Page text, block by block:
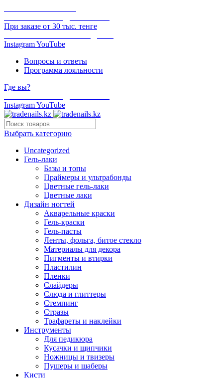
При заказе от 30 тыс. тенге
InstagramYouTube
Вопросы и ответы
Программа лояльности
Где вы?
InstagramYouTube
Выбрать категорию
Uncategorized
Гель-лаки
Базы и топы
Праймеры и ультрабонды
Цветные гель-лаки
Цветные лаки
Дизайн ногтей
Акварельные краски
Гель-краски
Гель-пасты
Ленты, фольга, битое стекло
Материалы для декора
Пигменты и втирки
Пластилин
Пленки
Слайдеры
Слюда и глиттеры
Стемпинг
Стразы
Трафареты и наклейки
Инструменты
Для педикюра
Кусачки и щипчики
Ножницы и твизеры
Пушеры и шаберы
Кисти